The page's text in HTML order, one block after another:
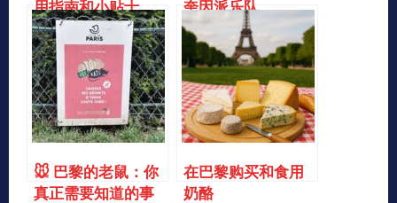
用指南和小贴士
奎因派乐队
🐭 巴黎的老鼠：你
真正需要知道的事
在巴黎购买和食用
奶酪